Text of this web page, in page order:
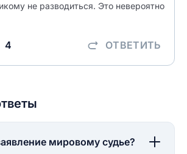
не разводиться. Это невероятно
4 ОТВЕТИТЬ
мировому судье?